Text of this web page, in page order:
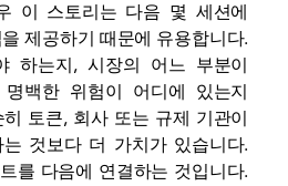
이 스토리는 다음 몇 세션에
제공하기 때문에 유용합니다.
하는지, 시장의 어느 부분이
백한 위험이 어디에 있는지
토큰, 회사 또는 규제 기관이
것보다 더 가치가 있습니다.
를 다음에 연결하는 것입니다.